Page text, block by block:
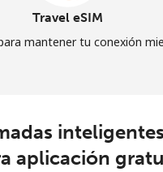
Travel eSIM
mantener tu conexión
aplicación